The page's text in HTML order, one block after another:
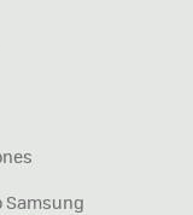
Samsung